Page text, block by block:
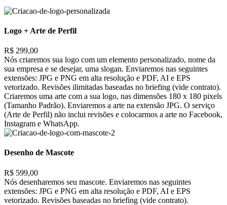
Logo + Arte de Perfil
R$ 299,00
Nós criaremos sua logo com um elemento personalizado, nome da
sua empresa e se desejar, uma slogan. Enviaremos nas seguintes
extensões: JPG e PNG em alta resolução e PDF, AI e EPS
vetorizado. Revisões ilimitadas baseadas no briefing (vide contrato).
Criaremos uma arte com a sua logo, nas dimensões 180 x 180 pixels
(Tamanho Padrão). Enviaremos a arte na extensão JPG. O serviço
(Arte de Perfil) não inclui revisões e colocarmos a arte no Facebook,
Instagram e WhatsApp.
Desenho de Mascote
R$ 599,00
Nós desenharemos seu mascote. Enviaremos nas seguintes
extensões: JPG e PNG em alta resolução e PDF, AI e EPS
vetorizado. Revisões baseadas no briefing (vide contrato).